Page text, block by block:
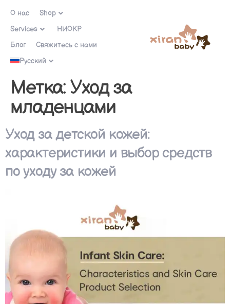
О нас
Shop
Services
НИОКР
Блог
Свяжитесь с нами
Русский
Метка: Уход за
младенцами
Уход за детской кожей:
характеристики и выбор средств
по уходу за кожей